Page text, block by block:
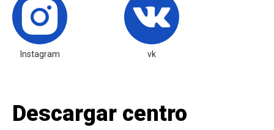
Instagram vk
Descargar centro